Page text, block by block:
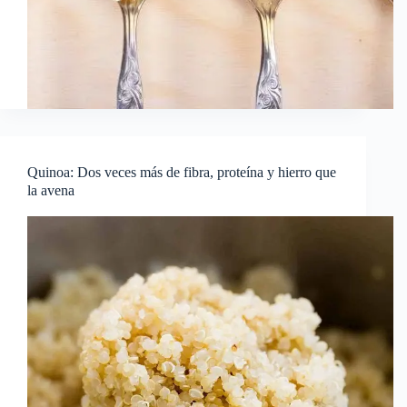
Quinoa: Dos veces más de fibra, proteína y hierro que
la avena